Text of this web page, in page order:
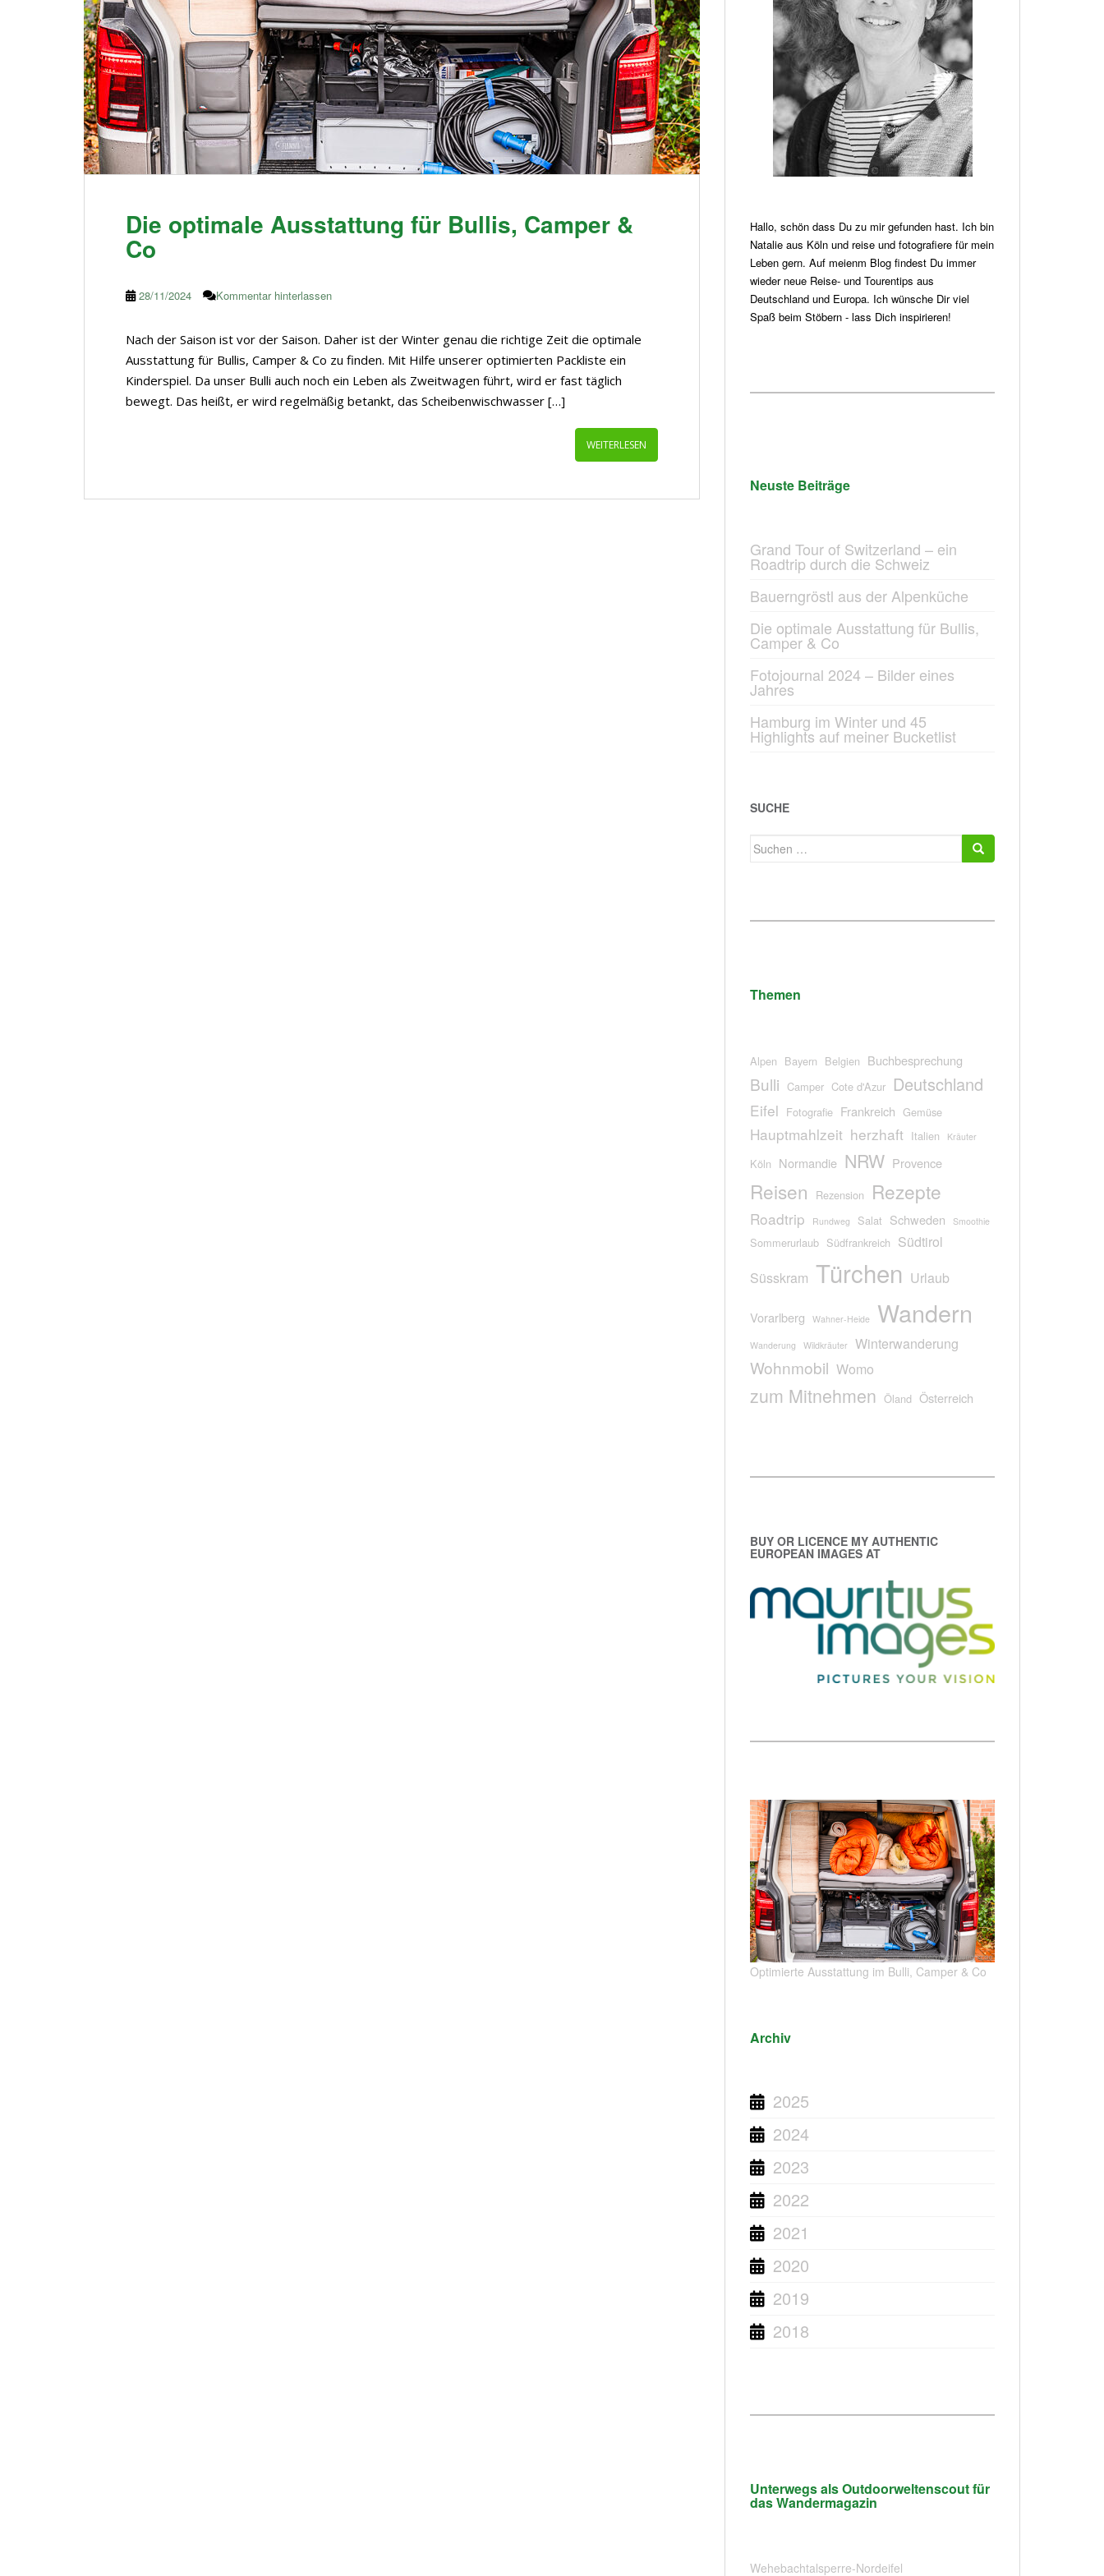
Die optimale Ausstattung für Bullis, Camper &
Co
28/11/2024 Kommentar hinterlassen
Nach der Saison ist vor der Saison. Daher ist der Winter genau die richtige Zeit die optimale
Ausstattung für Bullis, Camper & Co zu finden. Mit Hilfe unserer optimierten Packliste ein
Kinderspiel. Da unser Bulli auch noch ein Leben als Zweitwagen führt, wird er fast täglich
bewegt. Das heißt, er wird regelmäßig betankt, das Scheibenwischwasser […]
WEITERLESEN
Hallo, schön dass Du zu mir gefunden hast. Ich bin
Natalie aus Köln und reise und fotografiere für mein
Leben gern. Auf meienm Blog findest Du immer
wieder neue Reise- und Tourentips aus
Deutschland und Europa. Ich wünsche Dir viel
Spaß beim Stöbern - lass Dich inspirieren!
Neuste Beiträge
Grand Tour of Switzerland – ein
Roadtrip durch die Schweiz
Bauerngröstl aus der Alpenküche
Die optimale Ausstattung für Bullis,
Camper & Co
Fotojournal 2024 – Bilder eines
Jahres
Hamburg im Winter und 45
Highlights auf meiner Bucketlist
SUCHE
Suchen
Themen
Alpen Bayern Belgien Buchbesprechung
Bulli Camper Cote d'Azur Deutschland
Eifel Fotografie Frankreich Gemüse
Hauptmahlzeit herzhaft Italien Kräuter
Köln Normandie NRW Provence
Reisen Rezension Rezepte
Roadtrip Rundweg Salat Schweden Smoothie
Sommerurlaub Südfrankreich Südtirol
Süsskram Türchen Urlaub
Vorarlberg Wahner-Heide Wandern
Wanderung Wildkräuter Winterwanderung
Wohnmobil Womo
zum Mitnehmen Öland Österreich
BUY OR LICENCE MY AUTHENTIC
EUROPEAN IMAGES AT
Optimierte Ausstattung im Bulli, Camper & Co
Archiv
2025
2024
2023
2022
2021
2020
2019
2018
Unterwegs als Outdoorweltenscout für
das Wandermagazin
Wehebachtalsperre-Nordeifel